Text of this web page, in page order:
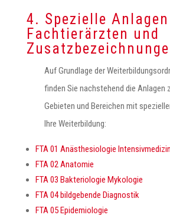
4. Spezielle
Fachtierärzten und
Auf Grundlage der
finden Sie nachstehend die Anlagen
Gebieten und Bereichen mit
Ihre Weiterbildung:
FTA 01 Anästhesiologie
FTA 02 Anatomie
FTA 03 Bakteriologie Mykologie
FTA 04 bildgebende Diagnostik
FTA 05 Epidemiologie